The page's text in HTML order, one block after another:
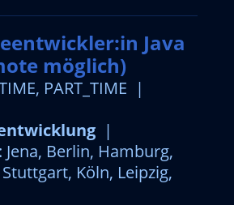
Java
möglich)
PART_TIME |
|
Jena, Berlin, Hamburg,
Köln, Leipzig,